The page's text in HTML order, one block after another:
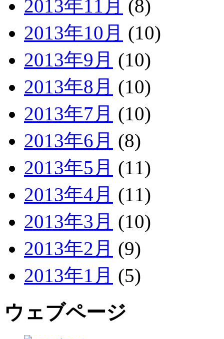
2013年11月 (8)
2013年10月 (10)
2013年9月 (10)
2013年8月 (10)
2013年7月 (10)
2013年6月 (8)
2013年5月 (11)
2013年4月 (11)
2013年3月 (10)
2013年2月 (9)
2013年1月 (5)
ウェブページ